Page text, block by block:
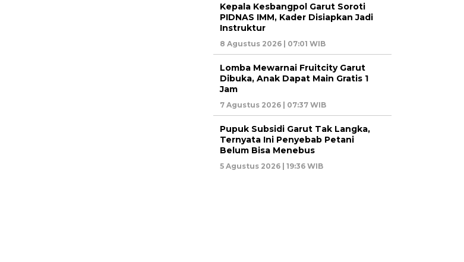
Kepala Kesbangpol Garut Soroti
PIDNAS IMM, Kader Disiapkan Jadi
Instruktur
8 Agustus 2026 | 07:01 WIB
Lomba Mewarnai Fruitcity Garut
Dibuka, Anak Dapat Main Gratis 1
Jam
7 Agustus 2026 | 07:37 WIB
Pupuk Subsidi Garut Tak Langka,
Ternyata Ini Penyebab Petani
Belum Bisa Menebus
5 Agustus 2026 | 19:36 WIB